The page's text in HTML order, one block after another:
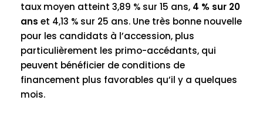
taux moyen atteint 3,89 % sur 15 ans, 4 % sur 20
ans et 4,13 % sur 25 ans. Une très bonne nouvelle
pour les candidats à l’accession, plus
particulièrement les primo-accédants, qui
peuvent bénéficier de conditions de
financement plus favorables qu’il y a quelques
mois.